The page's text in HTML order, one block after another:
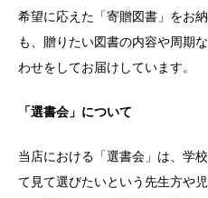
希望に応えた「寄贈図書」をお
も、贈りたい図書の内容や周期
わせをしてお届けしています。
「選書会」について
当店における「選書会」は、学
て見て選びたいという先生方や